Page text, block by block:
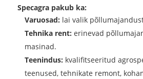
Specagra pakub ka:
Varuosad: lai valik
Tehnika rent: erinevad
masinad.
Teenindus: kvalifitseeritud
teenused, tehnikate remont,